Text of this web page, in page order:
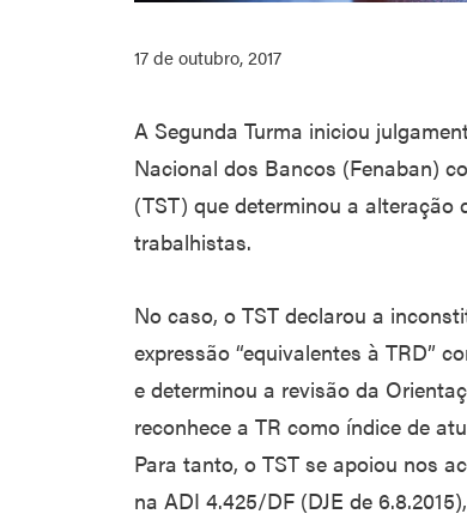
17 de outubro, 2017
A Segunda Turma iniciou
Nacional dos Bancos (Fenaban)
(TST) que determinou a alteração
trabalhistas.
No caso, o TST declarou a
expressão “equivalentes à TRD”
e determinou a revisão da
reconhece a TR como índice de
Para tanto, o TST se apoiou nos
na ADI 4.425/DF (DJE de